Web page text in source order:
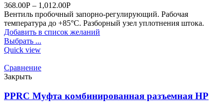
368.00Р – 1,012.00Р
Вентиль пробочный запорно-регулирующий. Рабочая
температура до +85°С. Разборный узел уплотнения штока.
Добавить в список желаний
Выбрать ...
Quick view
Сравнение
Закрыть
PPRC Муфта комбинированная разъемная НР